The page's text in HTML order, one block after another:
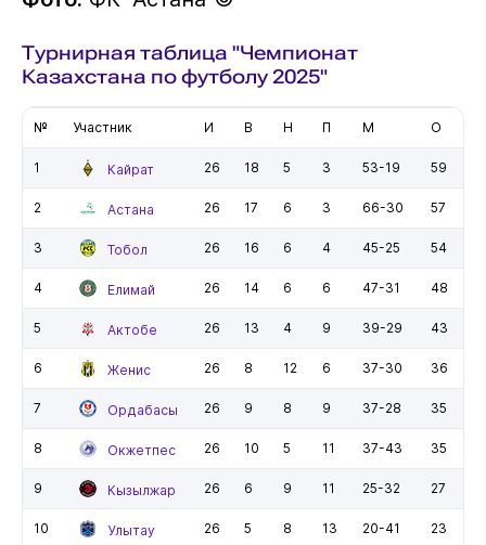
Турнирная таблица "Чемпионат
Казахстана по футболу 2025"
№ Участник И В Н П М О
1 Кайрат 26 18 5 3 53-19 59
2 Астана 26 17 6 3 66-30 57
3 Тобол 26 16 6 4 45-25 54
4 Елимай 26 14 6 6 47-31 48
5 Актобе 26 13 4 9 39-29 43
6 Женис 26 8 12 6 37-30 36
7 Ордабасы 26 9 8 9 37-28 35
8 Окжетпес 26 10 5 11 37-43 35
9 Кызылжар 26 6 9 11 25-32 27
10 Улытау 26 5 8 13 20-41 23